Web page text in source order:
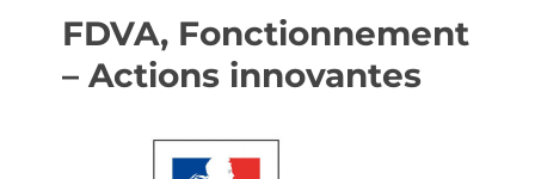
FDVA, Fonctionnement
– Actions innovantes